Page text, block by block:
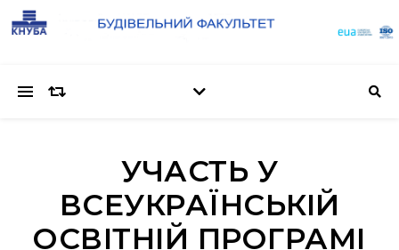
УЧАСТЬ У
ВСЕУКРАЇНСЬКІЙ
ОСВІТНІЙ ПРОГРАМІ